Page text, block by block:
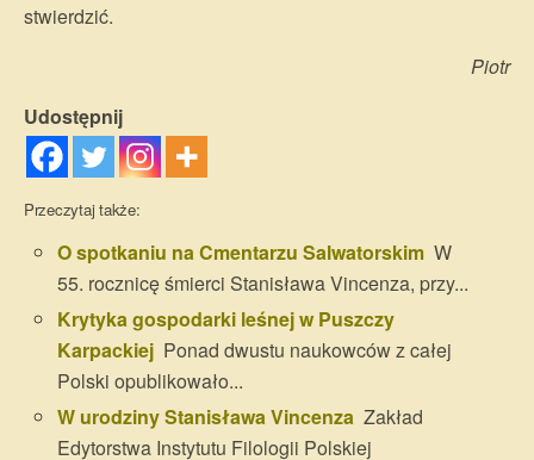
stwierdzić.
Piotr
Udostępnij
Przeczytaj także:
O spotkaniu na Cmentarzu Salwatorskim W
55. rocznicę śmierci Stanisława Vincenza, przy...
Krytyka gospodarki leśnej w Puszczy
Karpackiej Ponad dwustu naukowców z całej
Polski opublikowało...
W urodziny Stanisława Vincenza Zakład
Edytorstwa Instytutu Filologii Polskiej